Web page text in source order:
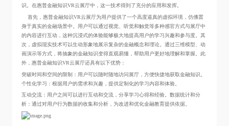
识。在惠普金融知识VR云展厅中，这一技术得到了充分的应用和发挥。
首先，惠普金融知识VR云展厅为用户提供了一个高度逼真的虚拟环境，仿佛置
身于真实的金融场景中。用户可以通过视觉、听觉和触觉等多种感官方式与展厅中
的内容进行互动，这种沉浸式的体验能够极大地提高用户的学习兴趣和参与度。其
次，虚拟现实技术可以生动形象地展示复杂的金融概念和理论。通过三维模型、动
画演示等方式，将抽象的金融知识变得直观易懂，帮助用户更好地理解和掌握。此
外，惠普金融知识VR云展厅还具有以下优势：
突破时间和空间的限制：用户可以随时随地访问展厅，方便快捷地获取金融知识。
个性化学习：根据用户的需求和兴趣，提供定制化的学习内容和体验。
互动交流：用户之间可以进行互动和交流，分享学习心得和经验。数据统计和分
析：通过对用户行为数据的收集和分析，为改进和优化金融教育提供依据。